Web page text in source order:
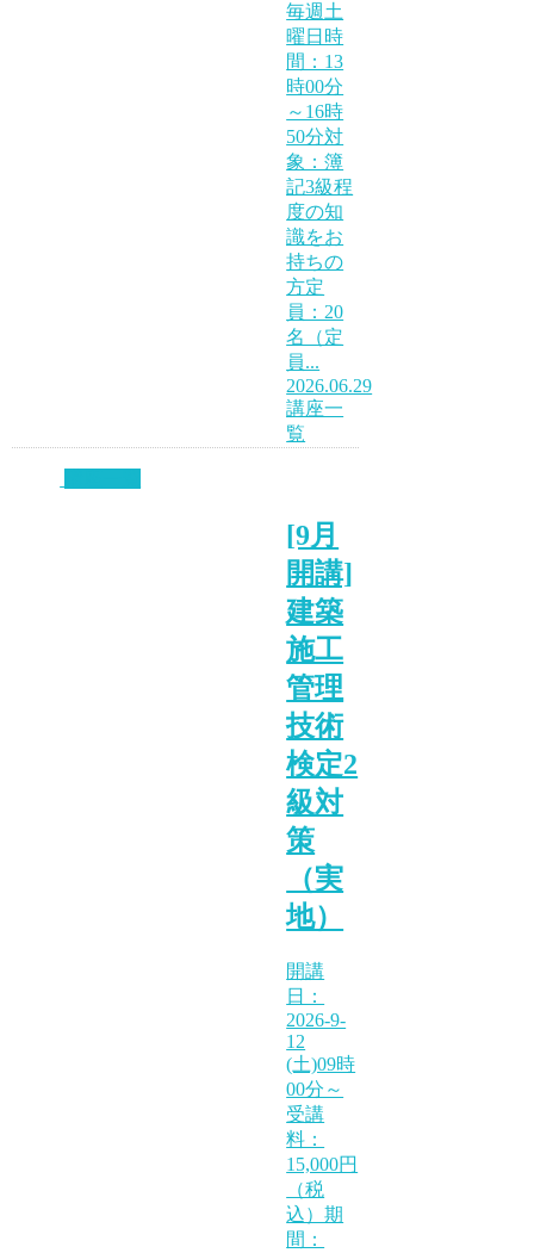
毎週土
曜日時
間：13
時00分
～16時
50分対
象：簿
記3級程
度の知
識をお
持ちの
方定
員：20
名（定
員...
2026.06.29
講座一
覧
[9月
開講]
建築
施工
管理
技術
検定2
級対
策
（実
地）
開講
日：
2026-9-
12
(土)09時
00分～
受講
料：
15,000円
（税
込）期
間：